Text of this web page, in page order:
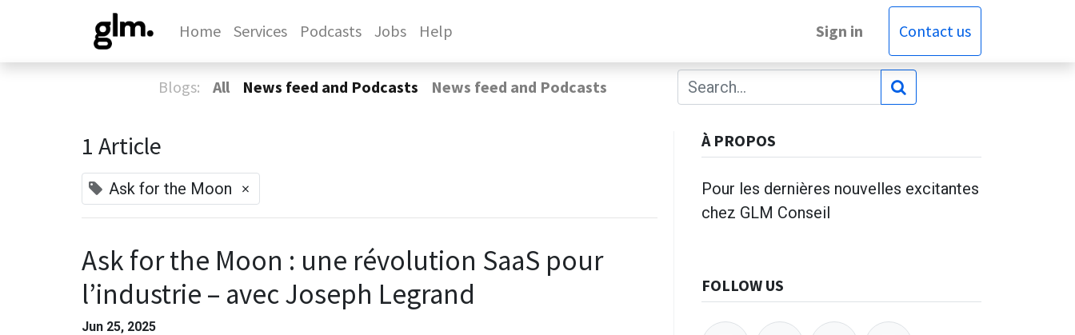
Home Services Podcasts Jobs Help Sign in Contact us
Blogs: All News feed and Podcasts News feed and Podcasts
1 Article
Ask for the Moon ×
Ask for the Moon : une révolution SaaS pour
l’industrie – avec Joseph Legrand
Jun 25, 2025
À PROPOS
Pour les dernières nouvelles excitantes
chez GLM Conseil
FOLLOW US